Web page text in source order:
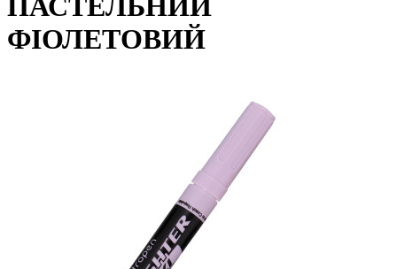
ПАСТЕЛЬНИЙ
ФІОЛЕТОВИЙ